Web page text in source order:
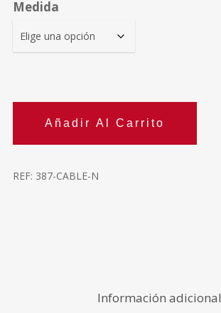
Medida
Añadir Al Carrito
REF: 387-CABLE-N
Información adicional